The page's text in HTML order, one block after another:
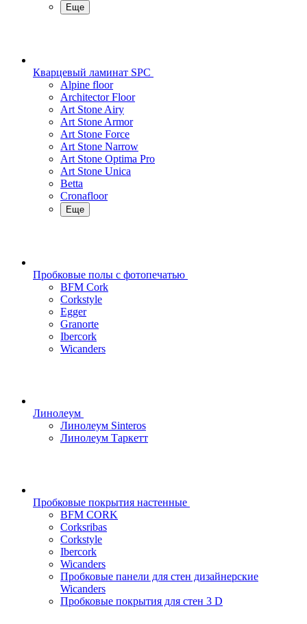
Еще
Кварцевый ламинат SPC
Alpine floor
Architector Floor
Art Stone Airy
Art Stone Armor
Art Stone Force
Art Stone Narrow
Art Stone Optima Pro
Art Stone Unica
Betta
Cronafloor
Еще
Пробковые полы с фотопечатью
BFM Cork
Corkstyle
Egger
Granorte
Ibercork
Wicanders
Линолеум
Линолеум Sinteros
Линолеум Таркетт
Пробковые покрытия настенные
BFM CORK
Corksribas
Corkstyle
Ibercork
Wicanders
Пробковые панели для стен дизайнерские
Wicanders
Пробковые покрытия для стен 3 D